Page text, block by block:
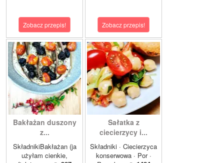
Zobacz przepis! Zobacz przepis!
Bakłażan duszony
z...
SkładnikiBakłażan (ja
użyłam cienkie,
Sałatka z
ciecierzycy i...
Składniki · Ciecierzyca
konserwowa · Por ·